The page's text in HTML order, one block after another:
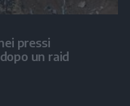
pressi
un raid